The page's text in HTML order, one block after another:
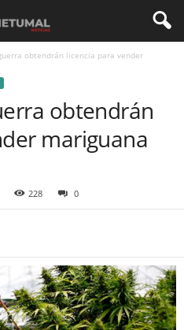
obtendrán licencia para vender
obtendrán
mariguana
228 0